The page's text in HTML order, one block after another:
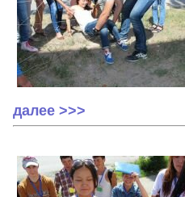
далее >>>